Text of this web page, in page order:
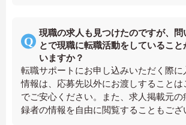
現職の求人も見つけたのですが、問
とで現職に転職活動をしていること
いますか？
転職サポートにお申し込みいただく際に
情報は、応募先以外にお渡しすること
でご安心ください。また、求人掲載元の
録者の情報を自由に閲覧することもござ